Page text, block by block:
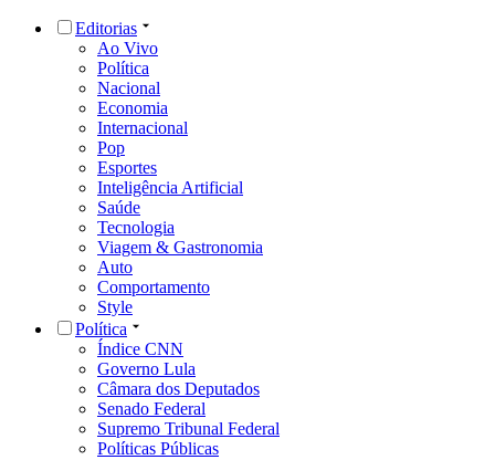
Editorias
Ao Vivo
Política
Nacional
Economia
Internacional
Pop
Esportes
Inteligência Artificial
Saúde
Tecnologia
Viagem & Gastronomia
Auto
Comportamento
Style
Política
Índice CNN
Governo Lula
Câmara dos Deputados
Senado Federal
Supremo Tribunal Federal
Políticas Públicas